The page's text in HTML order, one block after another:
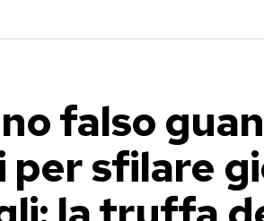
falso
per sfilare